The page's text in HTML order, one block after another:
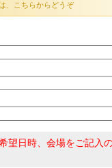
、こちらからどうぞ
望日時、会場をご記入